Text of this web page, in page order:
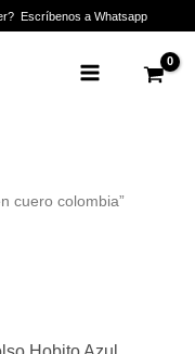
Escríbenos a Whatsapp
cuero colombia”